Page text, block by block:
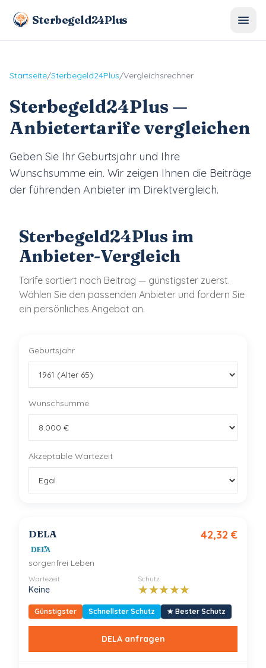
Sterbegeld24Plus
Startseite/Sterbegeld24Plus/Vergleichsrechner
Sterbegeld24Plus —
Anbietertarife vergleichen
Geben Sie Ihr Geburtsjahr und Ihre
Wunschsumme ein. Wir zeigen Ihnen die Beiträge
der führenden Anbieter im Direktvergleich.
Sterbegeld24Plus im
Anbieter-Vergleich
Tarife sortiert nach Beitrag — günstigster zuerst.
Wählen Sie den passenden Anbieter und fordern Sie
ein persönliches Angebot an.
Geburtsjahr
Wunschsumme
Akzeptable Wartezeit
DELA
sorgenfrei Leben
42,32 €
Wartezeit
Keine
Schutz
★★★★★
Günstigster Schnellster Schutz ★ Bester Schutz
DELAanfragen